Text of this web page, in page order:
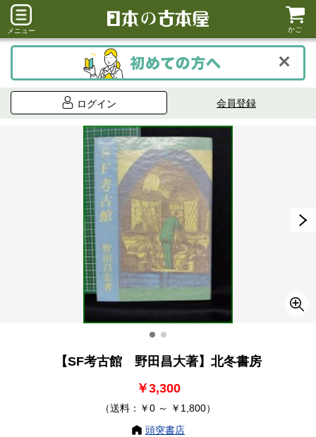
メニュー かご
ログイン 会員登録
【SF考古館 野田昌大著】北冬書房
￥3,300
（送料：￥0 ～ ￥1,800）
頭突書店